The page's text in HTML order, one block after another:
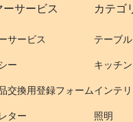
サービス
サービス
ー
交換用登録フォーム
ター
カテゴ
テーブ
キッチン
インテ
照明